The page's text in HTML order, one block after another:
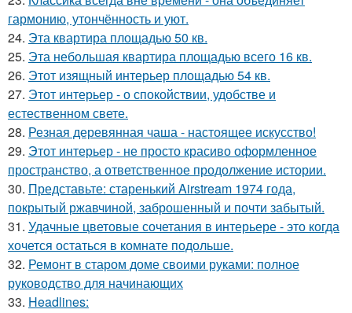
гармонию, утончённость и уют.
24. Эта квартира площадью 50 кв.
25. Эта небольшая квартира площадью всего 16 кв.
26. Этот изящный интерьер площадью 54 кв.
27. Этот интерьер - о спокойствии, удобстве и
естественном свете.
28. Резная деревянная чаша - настоящее искусство!
29. Этот интерьер - не просто красиво оформленное
пространство, а ответственное продолжение истории.
30. Представьте: старенький Airstream 1974 года,
покрытый ржавчиной, заброшенный и почти забытый.
31. Удачные цветовые сочетания в интерьере - это когда
хочется остаться в комнате подольше.
32. Ремонт в старом доме своими руками: полное
руководство для начинающих
33. Headlines: